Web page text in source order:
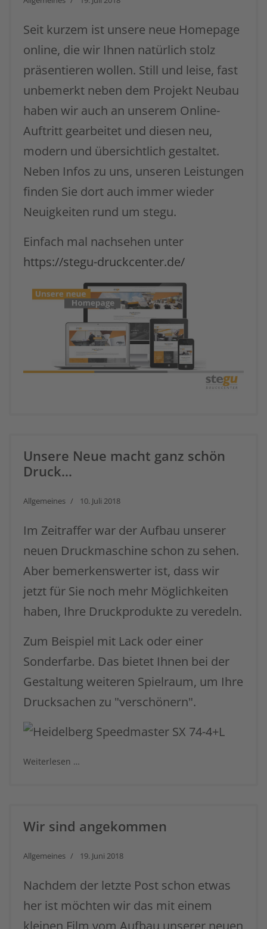
Seit kurzem ist unsere neue Homepage
online, die wir Ihnen natürlich stolz
präsentieren wollen. Still und leise, fast
unbemerkt neben dem Projekt Neubau
haben wir auch an unserem Online-
Auftritt gearbeitet und diesen neu,
modern und übersichtlich gestaltet.
Neben Infos zu uns, unseren Leistungen
finden Sie dort auch immer wieder
Neuigkeiten rund um stegu.
Einfach mal nachsehen unter
https://stegu-druckcenter.de/
Unsere Neue macht ganz schön
Druck...
Allgemeines 10. Juli 2018
Im Zeitraffer war der Aufbau unserer
neuen Druckmaschine schon zu sehen.
Aber bemerkenswerter ist, dass wir
jetzt für Sie noch mehr Möglichkeiten
haben, Ihre Druckprodukte zu veredeln.
Zum Beispiel mit Lack oder einer
Sonderfarbe. Das bietet Ihnen bei der
Gestaltung weiteren Spielraum, um Ihre
Drucksachen zu "verschönern".
Weiterlesen …
Wir sind angekommen
Allgemeines 19. Juni 2018
Nachdem der letzte Post schon etwas
her ist möchten wir das mit einem
kleinen Film vom Aufbau unserer neuen